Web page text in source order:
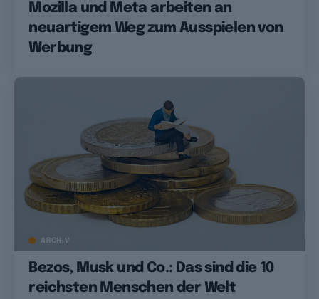
Mozilla und Meta arbeiten an
neuartigem Weg zum Ausspielen von
Werbung
ARCHIV
Bezos, Musk und Co.: Das sind die 10
reichsten Menschen der Welt